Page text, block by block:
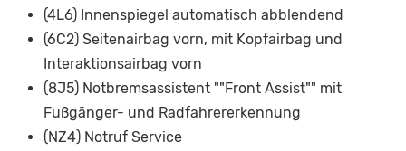
(4L6) Innenspiegel automatisch abblendend
(6C2) Seitenairbag vorn, mit Kopfairbag und
Interaktionsairbag vorn
(8J5) Notbremsassistent ""Front Assist"" mit
Fußgänger- und Radfahrererkennung
(NZ4) Notruf Service